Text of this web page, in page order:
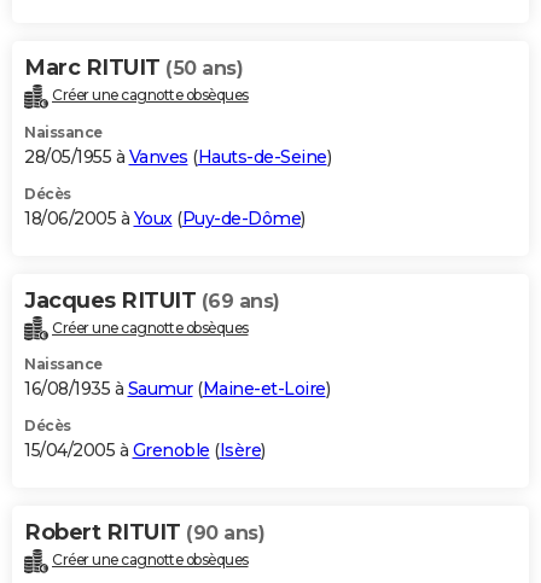
Marc RITUIT (50 ans)
Créer une cagnotte obsèques
Naissance
28/05/1955 à Vanves (Hauts-de-Seine)
Décès
18/06/2005 à Youx (Puy-de-Dôme)
Jacques RITUIT (69 ans)
Créer une cagnotte obsèques
Naissance
16/08/1935 à Saumur(Maine-et-Loire)
Décès
15/04/2005 à Grenoble (Isère)
Robert RITUIT (90 ans)
Créer une cagnotte obsèques